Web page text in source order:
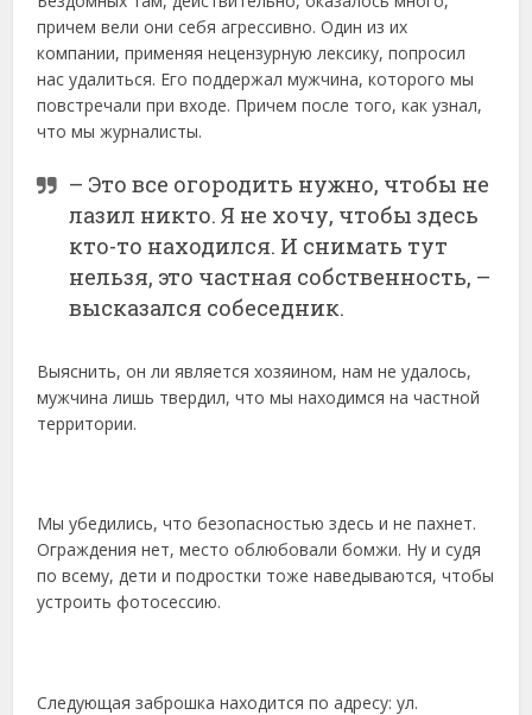
причем вели они себя агрессивно. Один из их
компании, применяя нецензурную лексику, попросил
нас удалиться. Его поддержал мужчина, которого мы
повстречали при входе. Причем после того, как узнал,
что мы журналисты.
– Это все огородить нужно, чтобы не
лазил никто. Я не хочу, чтобы здесь
кто-то находился. И снимать тут
нельзя, это частная собственность, –
высказался собеседник.
Выяснить, он ли является хозяином, нам не удалось,
мужчина лишь твердил, что мы находимся на частной
территории.
Мы убедились, что безопасностью здесь и не пахнет.
Ограждения нет, место облюбовали бомжи. Ну и судя
по всему, дети и подростки тоже наведываются, чтобы
устроить фотосессию.
Следующая заброшка находится по адресу: ул.